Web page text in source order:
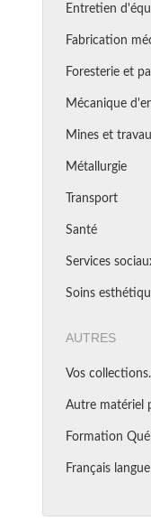
Entretien
Fabrication
Foresterie et
Mécanique
Mines et
Métallurgie
Transport
Santé
Services
Soins
Autres
Vos
Autre matériel
Formation
Français